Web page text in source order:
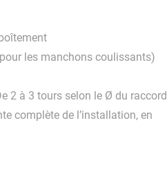
les manchons coulissants)
2 à 3 tours selon le Ø du raccord
complète de l’installation, en